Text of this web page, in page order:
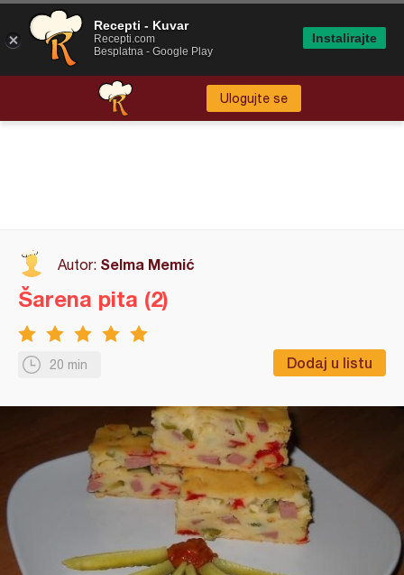
Ulogujte se
Autor: Selma Memić
20 min Dodaj u listu
Šarena pita (2)
Recepti - Kuvar
Recepti.com
Besplatna - Google Play
Instalirajte